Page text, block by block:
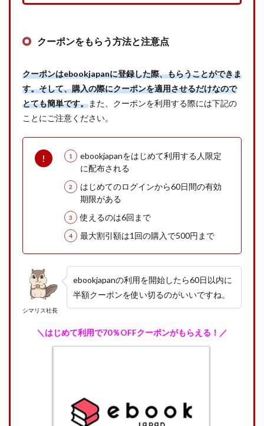
クーポンをもらう方法と注意点
クーポンはebookjapanに登録した際、もらうことができま
す。そして、購入の際にクーポンを適用させるだけなので
とても簡単です。また、クーポンを利用する際には下記の
ことにご注意ください。
ebookjapanをはじめて利用する人限定
に配布される
はじめてのログインから60日間の有効
期限がある
使えるのは6回まで
最大割引額は1回の購入で500円まで
シマリス社長
ebookjapanの利用を開始したら60日以内に
半額クーポンを使い切るのがいいですね。
＼はじめて利用で70％OFFクーポンがもらえる！／